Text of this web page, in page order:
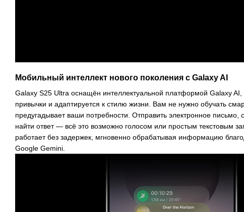
Мобильный интеллект нового поколения с Galaxy AI
Galaxy S25 Ultra оснащён интеллектуальной платформой Galaxy AI,
привычки и адаптируется к стилю жизни. Вам не нужно обучать
предугадывает ваши потребности. Отправить электронное письмо,
найти ответ — всё это возможно голосом или простым текстовым
работает без задержек, мгновенно обрабатывая информацию
Google Gemini.